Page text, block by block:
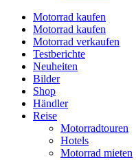
Motorrad kaufen
Motorrad kaufen
Motorrad verkaufen
Testberichte
Neuheiten
Bilder
Shop
Händler
Reise
Motorradtouren
Hotels
Motorrad mieten